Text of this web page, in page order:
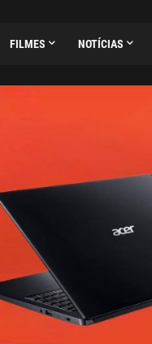
FILMES NOTÍCIAS